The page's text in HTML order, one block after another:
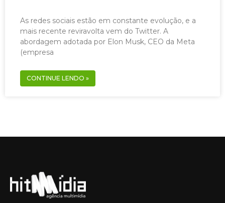
As redes sociais estão em constante evolução, e a
mais recente reviravolta vem do Twitter. A
abordagem adotada por Elon Musk, CEO da Meta
(empresa
CONTINUE LENDO »